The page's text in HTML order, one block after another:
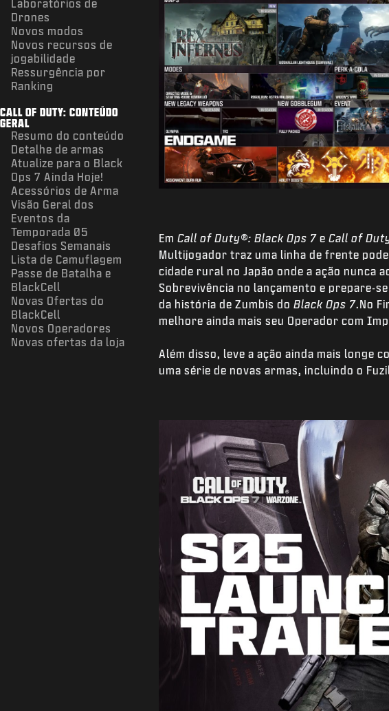
Laboratórios de
Drones
Novos modos
Novos recursos de
jogabilidade
Ressurgência por
Ranking
CALL OF DUTY: CONTEÚDO
GERAL
Resumo do conteúdo
Detalhe de armas
Atualize para o Black
Ops 7 Ainda Hoje!
Acessórios de Arma
Visão Geral dos
Eventos da
Temporada 05
Desafios Semanais
Lista de Camuflagem
Passe de Batalha e
BlackCell
Novas Ofertas do
BlackCell
Novos Operadores
Novas ofertas da loja
Em Call of Duty®: Black Ops 7e Call of
Multijogador traz uma linha de frente
cidade rural no Japão onde a ação nunca
Sobrevivência no lançamento e prepare-
da história de Zumbis do Black Ops 7.No
melhore ainda mais seu Operador com
Além disso, leve a ação ainda mais longe
uma série de novas armas, incluindo o